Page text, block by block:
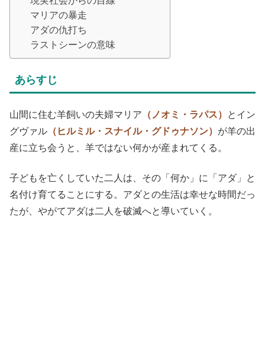
マリアの暴走
アダの仇打ち
ラストシーンの意味
あらすじ
山間に住む羊飼いの夫婦マリア （ノオミ・ラパス）
とイン
グヴァル （ヒルミル・スナイル・グドゥナソン） が羊の出
産に立ち会うと、羊ではない何かが産まれてくる。
子どもを亡くしていた二人は、その「何か」に「アダ」と
名付け育てることにする。アダとの生活は幸せな時間だっ
たが、やがてアダは二人を破滅へと導いていく。